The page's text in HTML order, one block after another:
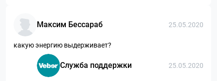
Максим Бессараб 25.05.2020
какую энергию выдерживает?
Служба поддержки 25.05.2020